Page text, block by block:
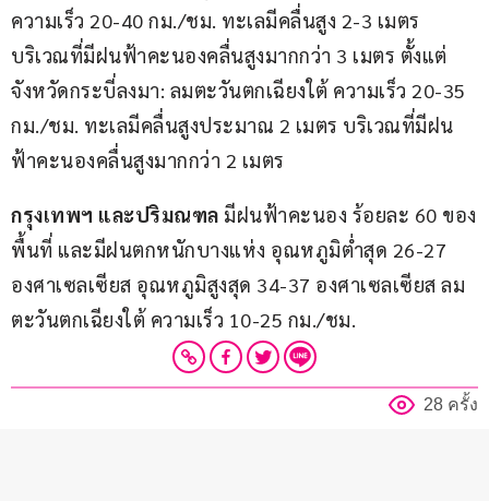
ความเร็ว 20-40 กม./ชม. ทะเลมีคลื่นสูง 2-3 เมตร
บริเวณที่มีฝนฟ้าคะนองคลื่นสูงมากกว่า 3 เมตร ตั้งแต่
จังหวัดกระบี่ลงมา: ลมตะวันตกเฉียงใต้ ความเร็ว 20-35
กม./ชม. ทะเลมีคลื่นสูงประมาณ 2 เมตร บริเวณที่มีฝน
ฟ้าคะนองคลื่นสูงมากกว่า 2 เมตร
กรุงเทพฯ และปริมณฑล มีฝนฟ้าคะนอง ร้อยละ 60 ของ
พื้นที่ และมีฝนตกหนักบางแห่ง อุณหภูมิต่ำสุด 26-27
องศาเซลเซียส อุณหภูมิสูงสุด 34-37 องศาเซลเซียส ลม
ตะวันตกเฉียงใต้ ความเร็ว 10-25 กม./ชม.
28 ครั้ง